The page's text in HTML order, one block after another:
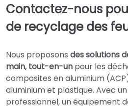
Contactez-nous
de recyclage des
Nous proposons des solutions
main, tout-en-un pour les
composites en aluminium
aluminium et plastique. Avec
professionnel, un équipement